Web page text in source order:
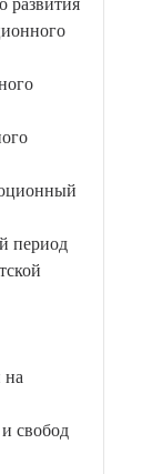
период
на
свобод